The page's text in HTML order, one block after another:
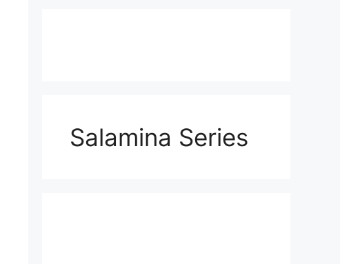
Salamina Series